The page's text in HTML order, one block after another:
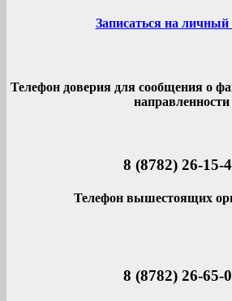
Записаться на
Телефон доверия для сообщения о
направленности
8 (8782) 26-15-
Телефон вышестоящих
8 (8782) 26-65-